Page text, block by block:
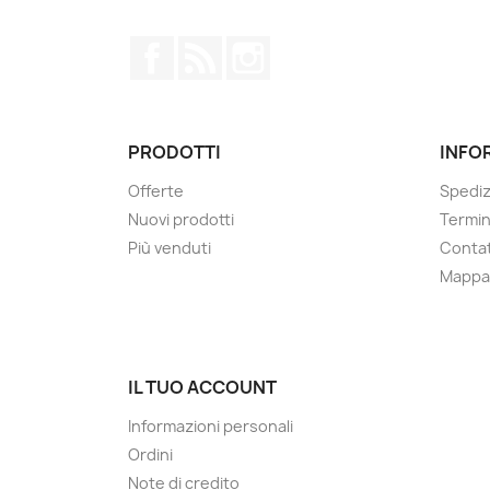
PRODOTTI
Offerte
Nuovi prodotti
Più venduti
IL TUO ACCOUNT
Informazioni personali
Ordini
Note di credito